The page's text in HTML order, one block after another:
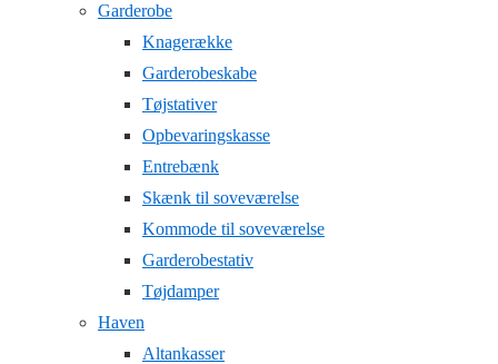
Garderobe
Knagerække
Garderobeskabe
Tøjstativer
Opbevaringskasse
Entrebænk
Skænk til soveværelse
Kommode til soveværelse
Garderobestativ
Tøjdamper
Haven
Altankasser